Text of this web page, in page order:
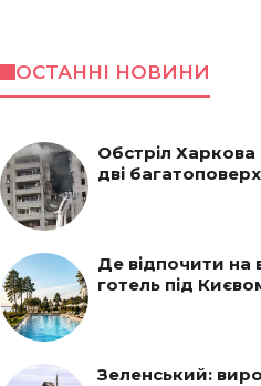
ОСТАННІ НОВИНИ
Обстріл
дві
Де відпочити на
готель під
Зеленський: